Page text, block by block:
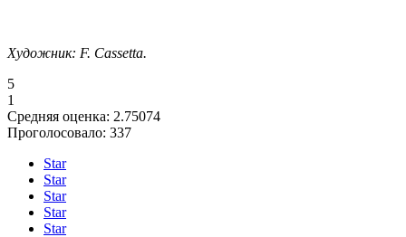
Художник: F. Cassetta.
5
1
Средняя оценка: 2.75074
Проголосовало: 337
Star
Star
Star
Star
Star